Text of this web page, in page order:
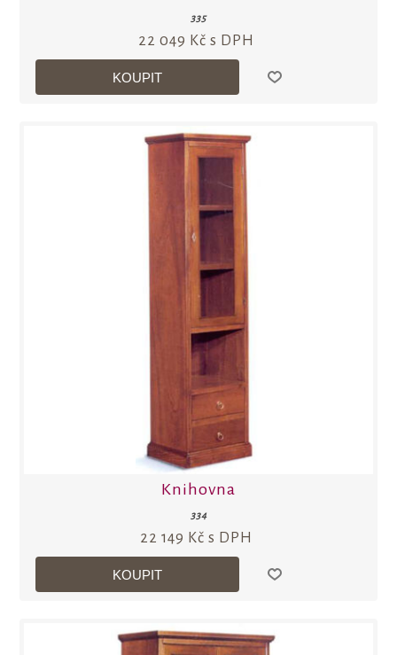
335
22 049 Kč s DPH
Knihovna
334
22 149 Kč s DPH